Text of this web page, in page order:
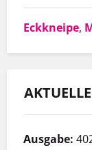
Eckkneipe,
Ausgabe: